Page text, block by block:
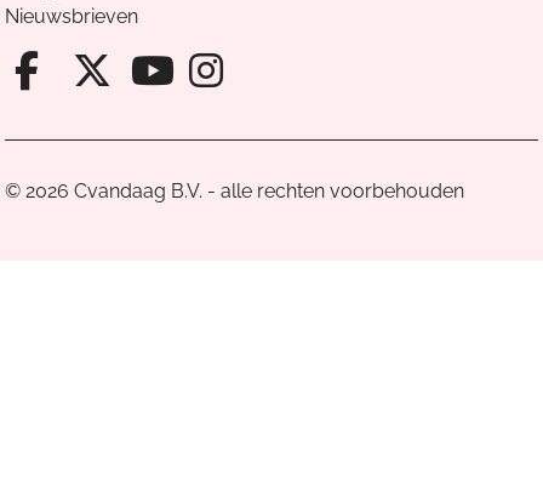
Nieuwsbrieven
Facebook van Cvandaag
X van Cvandaag
Instagram van
© 2026 Cvandaag B.V. - alle rechten voorbehouden